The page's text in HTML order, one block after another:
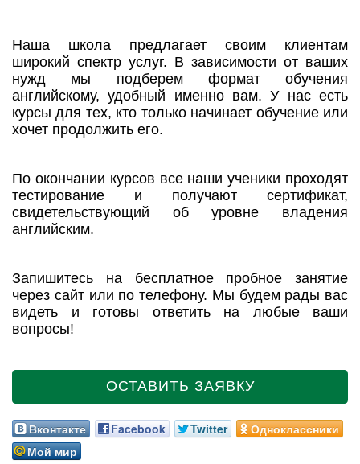
Наша школа предлагает своим клиентам
широкий спектр услуг. В зависимости от ваших
нужд мы подберем формат обучения
английскому, удобный именно вам. У нас есть
курсы для тех, кто только начинает обучение или
хочет продолжить его.
По окончании курсов все наши ученики проходят
тестирование и получают сертификат,
свидетельствующий об уровне владения
английским.
Запишитесь на бесплатное пробное занятие
через сайт или по телефону. Мы будем рады вас
видеть и готовы ответить на любые ваши
вопросы!
ОСТАВИТЬ ЗАЯВКУ
Вконтакте Facebook Twitter
Одноклассники
Мой мир